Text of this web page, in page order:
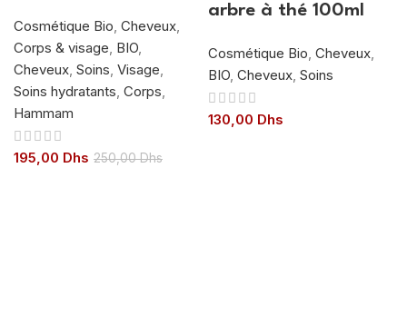
Cosmétique Bio, Cheveux,
Corps & visage, BIO,
Cheveux, Soins, Visage,
Soins hydratants, Corps,
Hammam
195,00 Dhs 250,00Dhs
arbre à thé 100ml
Cosmétique Bio, Cheveux,
BIO, Cheveux, Soins
130,00 Dhs